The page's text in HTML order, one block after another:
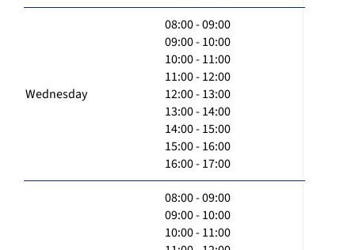
Wednesday
08:00 - 09:00
09:00 - 10:00
10:00 - 11:00
11:00 - 12:00
12:00 - 13:00
13:00 - 14:00
14:00 - 15:00
15:00 - 16:00
16:00 - 17:00
08:00 - 09:00
09:00 - 10:00
10:00 - 11:00